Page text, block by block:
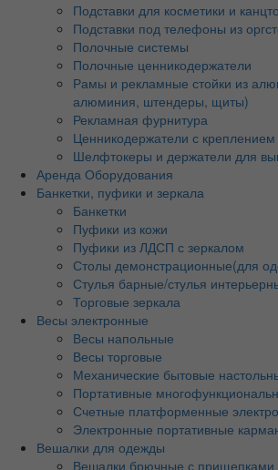
Подставки для косметики и
Подставки под телефоны из
Полочные системы
Полочные ценникодержатели
Рамы и рекламные стойки из
алюминия, штендеры, щиты)
Рекламная фурнитура
Ценникодержатели с креплением
Шелфтокеры и держатели для
Аренда Оборудования
Банкетки, пуфики и зеркала
Банкетки
Пуфики из кожи
Пуфики из ЛДСП с зеркалом
Столы демонстрационные(для
Стулья барные/стулья
Торговые зеркала
Весы электронные
Весы напольные
Весы торговые
Механические бытовые
Портативные
Счетные платформенные
Электронные портативные
Вешалки для одежды
Вешалки брючные с прищепками